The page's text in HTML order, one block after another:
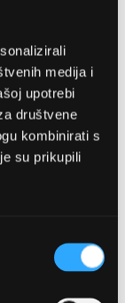
medija i
upotrebi
društvene
kombinirati s
su prikupili
1